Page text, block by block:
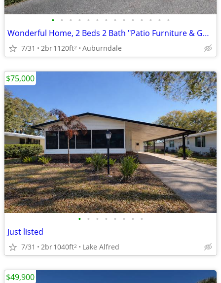
• • • • • • • • • • • • • •
Wonderful Home, 2 Beds 2 Bath "Patio Furniture & Golf Cart Included"
7/31 2br1120ft2 Auburndale
• • • • • • • •
Just listed
7/31 2br1040ft2 Lake Alfred
$75,000
$49,900